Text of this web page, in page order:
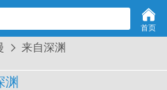
首页
 来自深渊
渊